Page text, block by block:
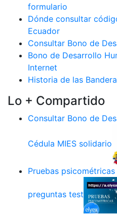
formulario
Dónde consultar
Ecuador
Consultar Bono de
Bono de Desarrollo
Internet
Historia de las
Lo + Compartido
Consultar Bono de
Cédula MIES solidario
Pruebas
preguntas test